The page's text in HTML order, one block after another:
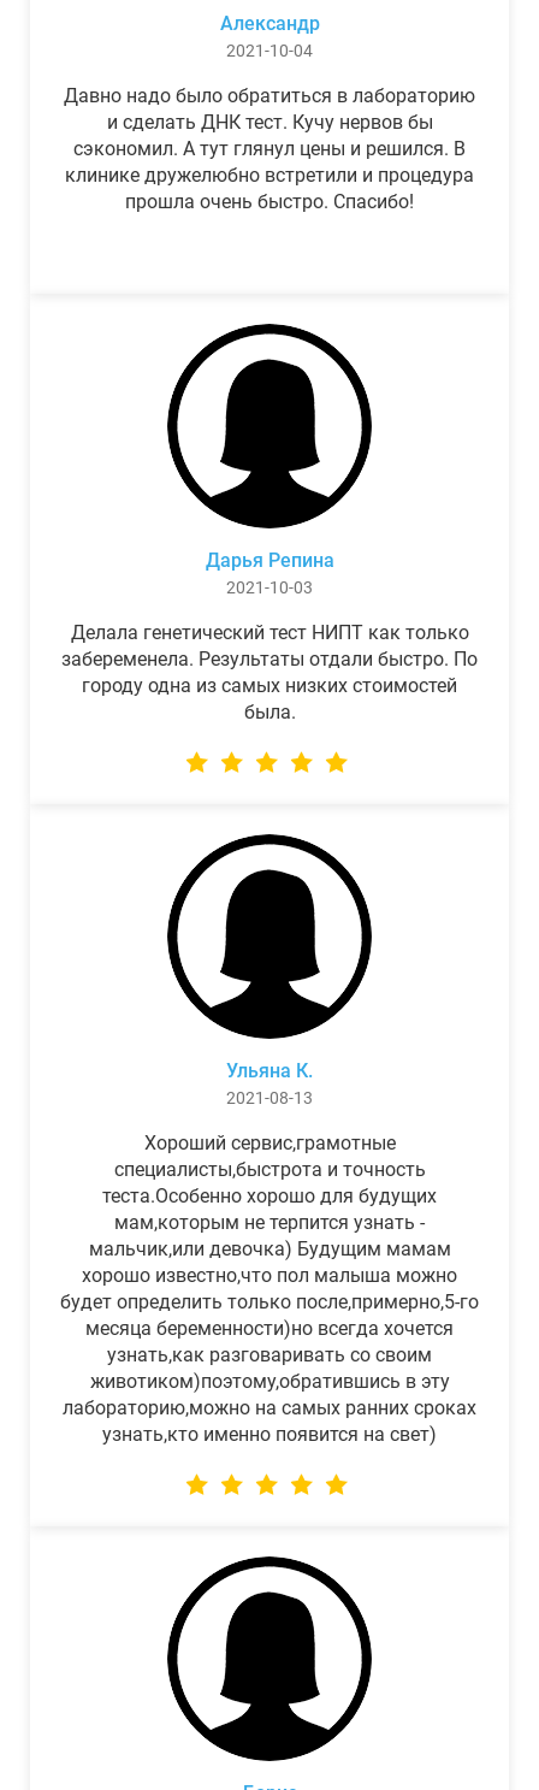
Александр
2021-10-04
Давно надо было обратиться в лабораторию
и сделать ДНК тест. Кучу нервов бы
сэкономил. А тут глянул цены и решился. В
клинике дружелюбно встретили и процедура
прошла очень быстро. Спасибо!
Дарья Репина
2021-10-03
Делала генетический тест НИПТ как только
забеременела. Результаты отдали быстро. По
городу одна из самых низких стоимостей
была.
Ульяна К.
2021-08-13
Хороший сервис,грамотные
специалисты,быстрота и точность
теста.Особенно хорошо для будущих
мам,которым не терпится узнать -
мальчик,или девочка) Будущим мамам
хорошо известно,что пол малыша можно
будет определить только после,примерно,5-го
месяца беременности)но всегда хочется
узнать,как разговаривать со своим
животиком)поэтому,обратившись в эту
лабораторию,можно на самых ранних сроках
узнать,кто именно появится на свет)